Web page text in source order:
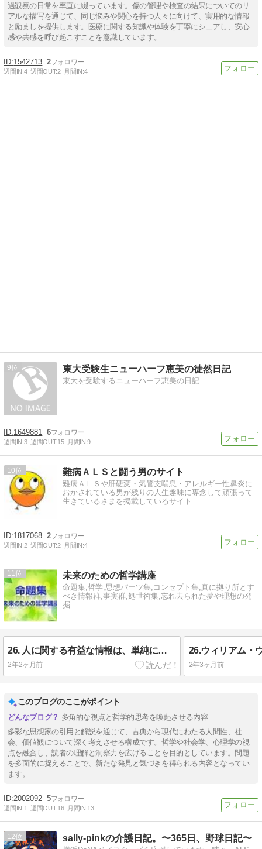
過観察の日常を率直に綴っています。傷の管理や検査の結果についてのリ
アルな描写を通じて、同じ悩みや関心を持つ人々に向けて、実用的な情報
と励ましを提供します。医療に関する知識や体験を丁寧にシェアし、安心
感や共感を呼び起こすことを意識しています。
1542713 2
週間IN:4 週間OUT:2 月間IN:4
9 東大受験生ニューハーフ恵美の徒然日記
東大を受験するニューハーフ恵美の日記
1649881 6
週間IN:3 週間OUT:15 月間IN:9
10 難病ＡＬＳと闘う男のサイト
難病ＡＬＳや肝硬変・気管支喘息・アレルギー性鼻炎に
おかされている男が残りの人生趣味に専念して頑張って
生きているさまを掲載しているサイト
1817068 2
週間IN:2 週間OUT:2 月間IN:4
11 未来のための哲学講座
命題集,哲学,思想パーツ集,コンセプト集,真に拠り所とす
べき情報群,事実群,処世術集,忘れ去られた夢や理想の発
掘
26. 人に関する有益な情報は、単純に本人に尋ねることによって最も直接的に得られる可能性がある（ウォルター・ミシェル(1930-2018)
2年2ヶ月前 2年3ヶ月前
このブログのここがポイント
多角的な視点と哲学的思考を喚起させる内容
多彩な思想家の引用と解説を通じて、古典から現代にわたる人間性、社
会、価値観について深く考えさせる構成です。哲学や社会学、心理学の視
点を融合し、読者の理解と洞察力を広げることを目的としています。問題
を多面的に捉えることで、新たな発見と気づきを得られる内容となってい
ます。
2002092 5
週間IN:1 週間OUT:16 月間IN:13
12 sally-pinkの介護日記。〜365日、野球日記〜